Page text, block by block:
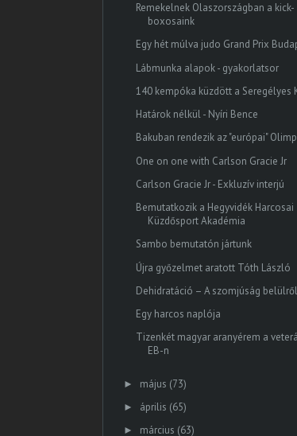
Remekelnek Olaszországban a kick-
boxosaink
Egy hét múlva judo Grand Prix
Lábmunka alapok - gyakorlatsor
140 kempóka küzdött a Seregélyes
Határok nélkül - Nyíri Bence
Bakuban rendezik az "európai"
One on one with Carlson Gracie Jr
Carlson Gracie Jr - Exkluzív interjú
Bemutatkozik a Hegyvidék Harcosai
Küzdősport Akadémia
Sambo bemutatón jártunk
Újra győzelmet aratott Tóth László
Dehidratáció – A szomjúság
Egy harcos naplója
Tizenkét magyar aranyérem a
EB-n
► május (73)
► április (65)
► március (63)